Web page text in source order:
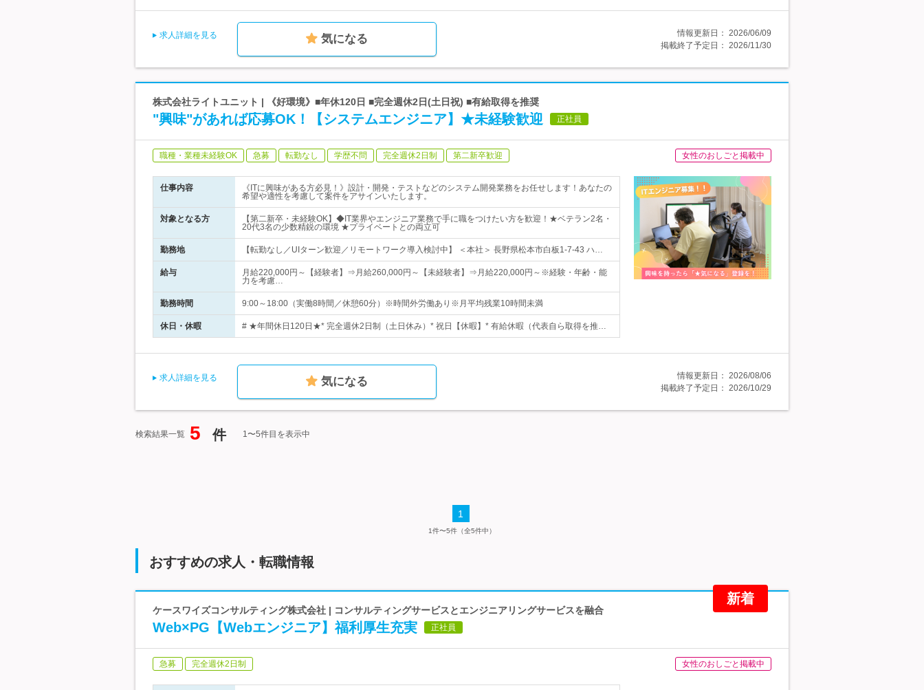
求人詳細を見る 気になる 情報更新日： 2026/06/09
掲載終了予定日： 2026/11/30
株式会社ライトユニット | 《好環境》■年休120日 ■完全週休2日(土日祝) ■有給取得を推奨
"興味"があれば応募OK！【システムエンジニア】★未経験歓迎 正社員
職種・業種未経験OK 急募 転勤なし 学歴不問 完全週休2日制 第二新卒歓迎 女性のおしごと掲載中
仕事内容
《ITに興味がある方必見！》設計・開発・テストなどのシステム開発業務をお任せします！あなたの
希望や適性を考慮して案件をアサインいたします。
対象となる方
【第二新卒・未経験OK】◆IT業界やエンジニア業務で手に職をつけたい方を歓迎！★ベテラン2名・
20代3名の少数精鋭の環境 ★プライベートとの両立可
勤務地 【転勤なし／UIターン歓迎／リモートワーク導入検討中】 ＜本社＞ 長野県松本市白板1-7-43 ハ…
給与
月給220,000円～【経験者】⇒月給260,000円～【未経験者】⇒月給220,000円～※経験・年齢・能
力を考慮…
勤務時間 9:00～18:00（実働8時間／休憩60分）※時間外労働あり※月平均残業10時間未満
休日・休暇 # ★年間休日120日★* 完全週休2日制（土日休み）* 祝日【休暇】* 有給休暇（代表自ら取得を推…
求人詳細を見る 気になる 情報更新日： 2026/08/06
掲載終了予定日： 2026/10/29
検索結果一覧 5 件 1〜5件目を表示中
1
1件〜5件（全5件中）
おすすめの求人・転職情報
新着
ケースワイズコンサルティング株式会社 | コンサルティングサービスとエンジニアリングサービスを融合
Web×PG【Webエンジニア】福利厚生充実 正社員
急募 完全週休2日制 女性のおしごと掲載中